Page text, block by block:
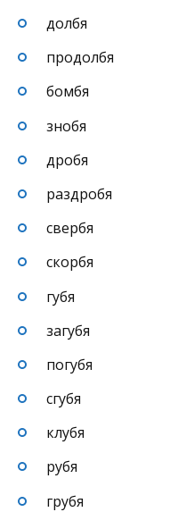
долбя
продолбя
бомбя
знобя
дробя
раздробя
свербя
скорбя
губя
загубя
погубя
сгубя
клубя
рубя
грубя